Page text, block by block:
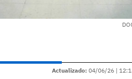
Actualizado: 04/06/26 |